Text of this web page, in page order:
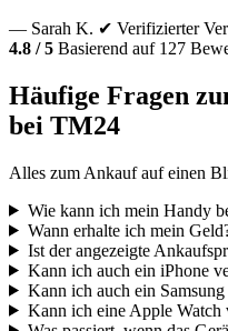
— Sarah K. ✔ Verifizierter
4.8 / 5 Basierend auf 127
Häufige Fragen
bei TM24
Alles zum Ankauf auf einen
Wie kann ich mein Handy
Wann erhalte ich mein
Ist der angezeigte
Kann ich auch ein iPhone
Kann ich auch ein
Kann ich eine Apple Watch